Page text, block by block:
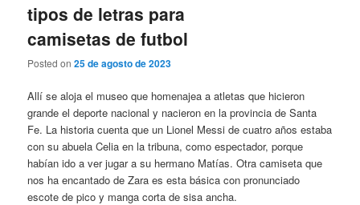
tipos de letras para
camisetas de futbol
Posted on25 de agosto de 2023
Allí se aloja el museo que homenajea a atletas que hicieron
grande el deporte nacional y nacieron en la provincia de Santa
Fe. La historia cuenta que un Lionel Messi de cuatro años estaba
con su abuela Celia en la tribuna, como espectador, porque
habían ido a ver jugar a su hermano Matías. Otra camiseta que
nos ha encantado de Zara es esta básica con pronunciado
escote de pico y manga corta de sisa ancha.